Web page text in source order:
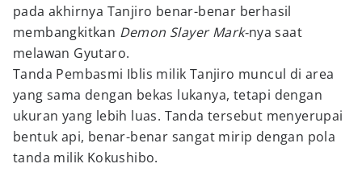
pada akhirnya Tanjiro benar-benar berhasil
membangkitkan Demon Slayer Mark-nya saat
melawan Gyutaro.
Tanda Pembasmi Iblis milik Tanjiro muncul di area
yang sama dengan bekas lukanya, tetapi dengan
ukuran yang lebih luas. Tanda tersebut menyerupai
bentuk api, benar-benar sangat mirip dengan pola
tanda milik Kokushibo.